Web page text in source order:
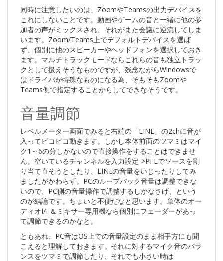
同時に注意したいのは、ZoomやTeamsの出力デバイスを
これにしないことです。動画やゲームの音と一緒に他の参
加者の声がミックスされ、それがまた会議に逆流してしま
います。Zoom/Teams上でデフォルトデバイスを選ば
ず、個別に他のスピーカーやヘッドフォンを選択しておき
ます。マルチトラックモードならこれらの音も独立トラッ
クとして扱えそうなものですが、残念ながらWindowsで
はドライバが特殊なものになる為、そもそもZoomや
Teams側で指定することからしてできなそうです。
音量調節
レベルメーター画面でみると右端の「LINE」の2chに音が
入ってピコピコ動きます。しかし本体前面のツマミはマイ
ク1～6の分しかないので直接操作をすることはできませ
ん。空いているチャンネルを入力設定->PFLでソースを割
り当て直そうとしたり、LINEの音量をいじったりしてみ
ましたがかわらず。 PCのループバック音量は調整できな
いので、PC側の音量操作で調整するしかなさげ、という
のが結論です。ちょいと不便だなと思います。単体のオー
ディオI/F＆ミキサー専用機なら個別にフェーダーがあっ
て調節できるのかなと。
ともあれ、PC音はOS上での音量設定のまま相手方にも聞
こえると理解しておきます。それに対するマイク音のバラ
ンスをツマミで調節したり、それでも小さい時は